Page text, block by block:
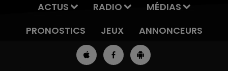
ACTUS RADIO
MÉDIAS
PRONOSTICS
JEUX ANNONCEURS